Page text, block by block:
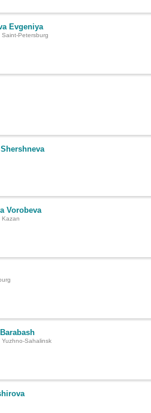
Evgeniya
Petersburg
Vorobeva
Kazan
Sahalinsk